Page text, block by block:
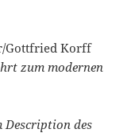
Gottfried Korff
zum modernen
Description des